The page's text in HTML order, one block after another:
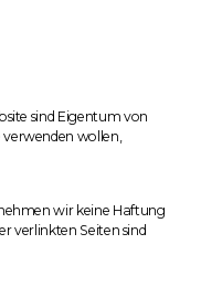
sind Eigentum von
verwenden wollen,
wir keine Haftung
verlinkten Seiten sind